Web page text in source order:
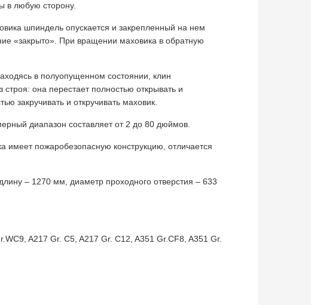
в любую сторону.
шпиндель опускается и закрепленный на нем
«закрыто». При вращении маховика в обратную
в полуопущенном состоянии, клин
она перестает полностью открывать и
закручивать и откручивать маховик.
диапазон составляет от 2 до 80 дюймов.
имеет пожаробезопасную конструкцию, отличается
– 1270 мм, диаметр проходного отверстия – 633
A217 Gr. C5, A217 Gr. C12, A351 Gr.CF8, A351 Gr.